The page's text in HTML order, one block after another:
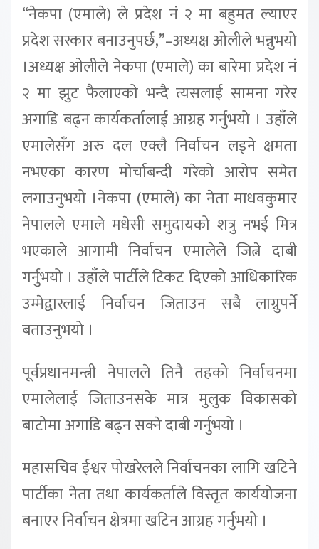
“नेकपा (एमाले) ले प्रदेश नं २ मा बहुमत ल्याएर
प्रदेश सरकार बनाउनुपर्छ,”–अध्यक्ष ओलीले भन्नुभयो
।अध्यक्ष ओलीले नेकपा (एमाले) का बारेमा प्रदेश नं
२ मा झुट फैलाएको भन्दै त्यसलाई सामना गरेर
अगाडि बढ्न कार्यकर्तालाई आग्रह गर्नुभयो । उहाँले
एमालेसँग अरु दल एक्लै निर्वाचन लड्ने क्षमता
नभएका कारण मोर्चाबन्दी गरेको आरोप समेत
लगाउनुभयो ।नेकपा (एमाले) का नेता माधवकुमार
नेपालले एमाले मधेसी समुदायको शत्रु नभई मित्र
भएकाले आगामी निर्वाचन एमालेले जित्ने दाबी
गर्नुभयो । उहाँले पार्टीले टिकट दिएको आधिकारिक
उम्मेद्वारलाई निर्वाचन जिताउन सबै लाग्नुपर्ने
बताउनुभयो ।
पूर्वप्रधानमन्त्री नेपालले तिनै तहको निर्वाचनमा
एमालेलाई जिताउनसके मात्र मुलुक विकासको
बाटोमा अगाडि बढ्न सक्ने दाबी गर्नुभयो ।
महासचिव ईश्वर पोखरेलले निर्वाचनका लागि खटिने
पार्टीका नेता तथा कार्यकर्ताले विस्तृत कार्ययोजना
बनाएर निर्वाचन क्षेत्रमा खटिन आग्रह गर्नुभयो ।